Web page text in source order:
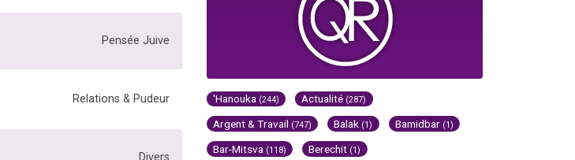
Pensée Juive
Relations & Pudeur
Divers
'Hanouka (244) Actualité (287)
Argent & Travail (747) Balak (1) Bamidbar (1)
Bar-Mitsva (118) Berechit (1)